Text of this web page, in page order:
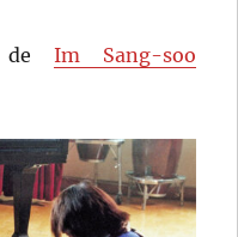
de Im Sang-soo